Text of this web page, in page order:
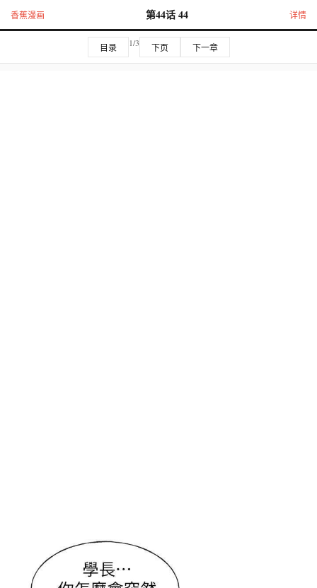
香蕉漫画 第44话 44 详情
目录 1/3 下页 下一章